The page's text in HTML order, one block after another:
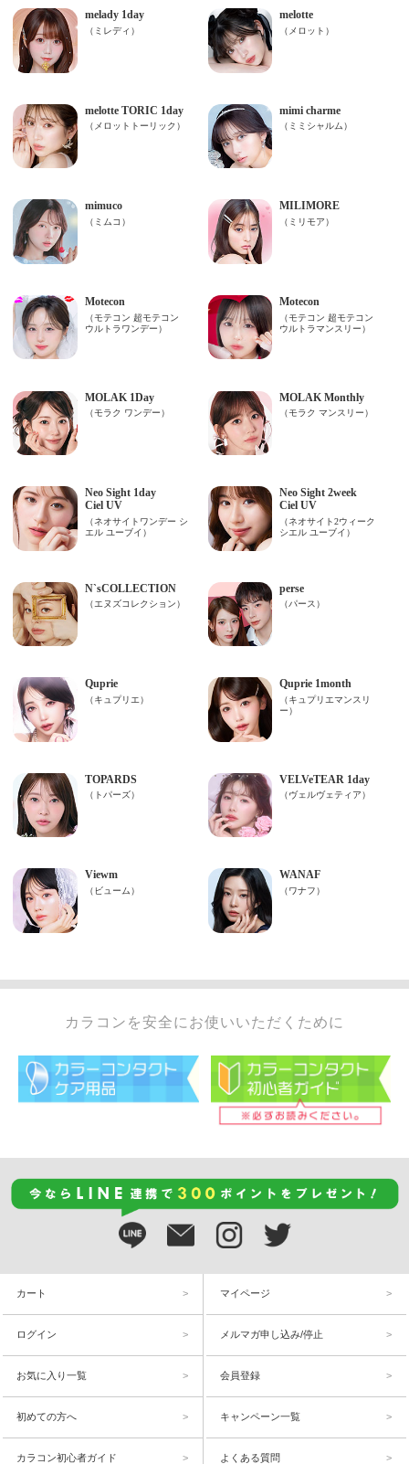
カラコンを安全にお使いいただくために
カート マイページ
ログイン メルマガ申し込み/停止
お気に入り一覧 会員登録
初めての方へ キャンペーン一覧
カラコン初心者ガイド よくある質問